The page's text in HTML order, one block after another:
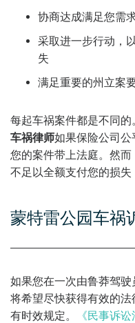
协商达成满足您需
采取进一步行动，
失
满足重要的州立案
每起车祸案件都是不同
车祸律师如果保险公司
您的案件带上法庭。然
不足以全额支付您的损失
蒙特雷公园车祸
如果您在一次由鲁莽驾
将希望尽快获得有效的
有时效规定。
《民事诉